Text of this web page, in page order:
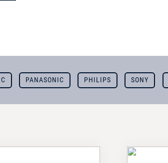
PANASONIC PHILIPS SONY